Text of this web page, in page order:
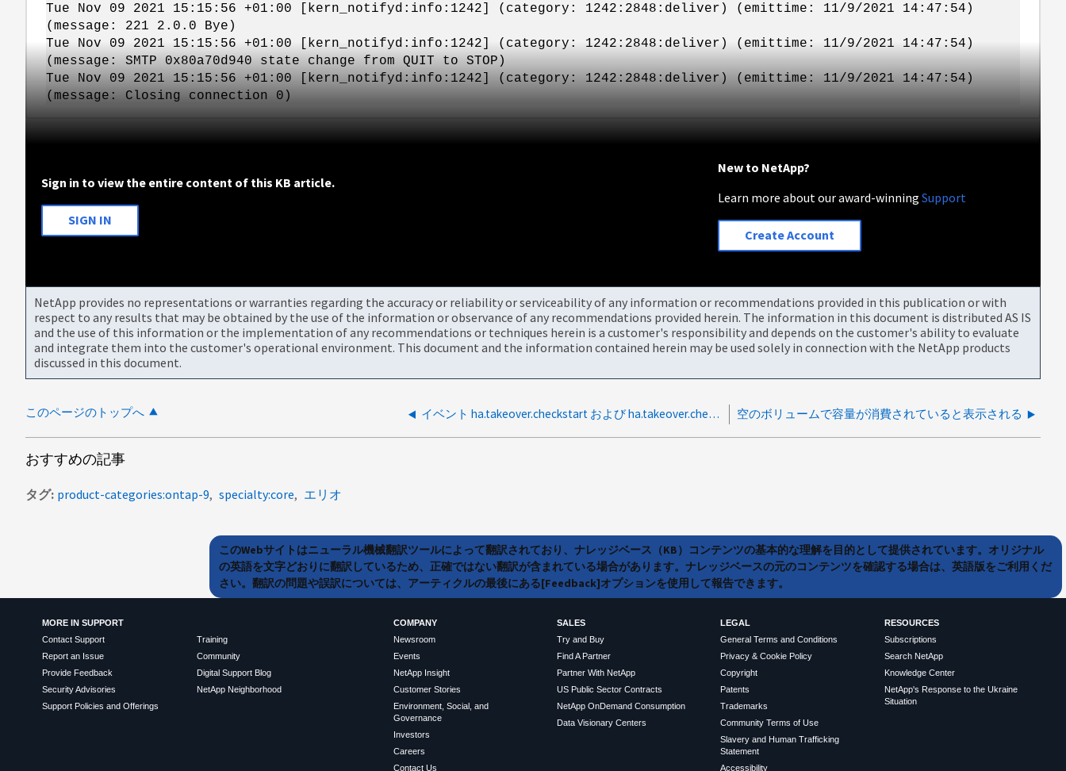
Tue Nov 09 2021 15:15:56 +01:00 [kern_notifyd:info:1242] (category: 1242:2848:deliver) (emittime: 11/9/2021 14:47:54)
(message: 221 2.0.0 Bye)
Tue Nov 09 2021 15:15:56 +01:00 [kern_notifyd:info:1242] (category: 1242:2848:deliver) (emittime: 11/9/2021 14:47:54)
(message: SMTP 0x80a70d940 state change from QUIT to STOP)
Tue Nov 09 2021 15:15:56 +01:00 [kern_notifyd:info:1242] (category: 1242:2848:deliver) (emittime: 11/9/2021 14:47:54)
(message: Closing connection 0)
Sign in to view the entire content of this KB article.
SIGN IN
New to NetApp?
Learn more about our award-winningSupport
Create Account
NetApp provides no representations or warranties regarding the accuracy or reliability or serviceability of any information or recommendations provided in this publication or with
respect to any results that may be obtained by the use of the information or observance of any recommendations provided herein. The information in this document is distributed AS IS
and the use of this information or the implementation of any recommendations or techniques herein is a customer's responsibility and depends on the customer's ability to evaluate
and integrate them into the customer's operational environment. This document and the information contained herein may be used solely in connection with the NetApp products
discussed in this document.
このページのトップへ イベント ha.takeover.checkstart および ha.takeover.checkend によってトリガーされる E メールアラート 空のボリュームで容量が消費されていると表示される
おすすめの記事
タグ product-categories:ontap-9 specialty:core エリオ
このWebサイトはニューラル機械翻訳ツールによって翻訳されており、ナレッジベース（KB）コンテンツの基本的な理解を目的として提供されています。オリジナル
の英語を文字どおりに翻訳しているため、正確ではない翻訳が含まれている場合があります。ナレッジベースの元のコンテンツを確認する場合は、英語版をご利用くだ
さい。翻訳の問題や誤訳については、アーティクルの最後にある[Feedback]オプションを使用して報告できます。
MORE IN SUPPORT
Contact Support
Report an Issue
Provide Feedback
Security Advisories
Support Policies and Offerings
Training
Community
Digital Support Blog
NetApp Neighborhood
COMPANY
Newsroom
Events
NetApp Insight
Customer Stories
Environment, Social, and
Governance
Investors
Careers
Contact Us
SALES
Try and Buy
Find A Partner
Partner With NetApp
US Public Sector Contracts
NetApp OnDemand Consumption
Data Visionary Centers
LEGAL
General Terms and Conditions
Privacy & Cookie Policy
Copyright
Patents
Trademarks
Community Terms of Use
Slavery and Human Trafficking
Statement
Accessibility
RESOURCES
Subscriptions
Search NetApp
Knowledge Center
NetApp's Response to the Ukraine
Situation